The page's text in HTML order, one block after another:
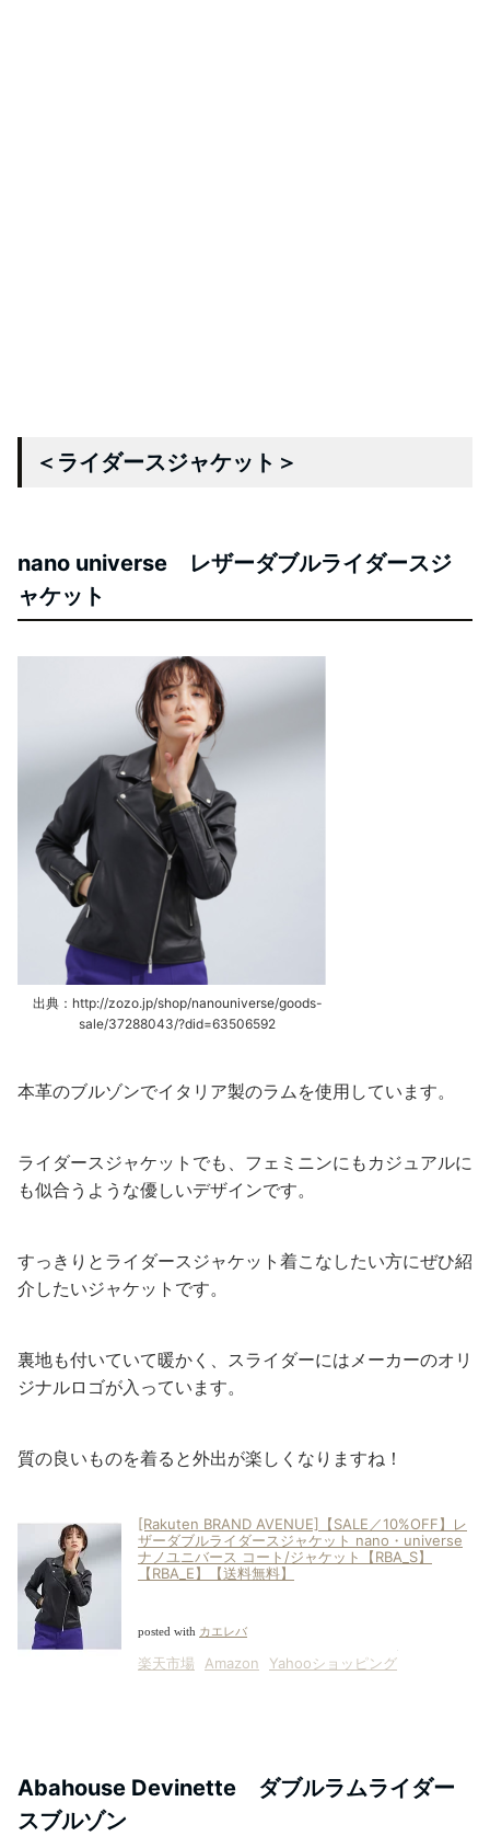
＜ライダースジャケット＞
nano universe レザーダブルライダースジ
ャケット
出典：http://zozo.jp/shop/nanouniverse/goods-
sale/37288043/?did=63506592
本革のブルゾンでイタリア製のラムを使用しています。
ライダースジャケットでも、フェミニンにもカジュアルに
も似合うような優しいデザインです。
すっきりとライダースジャケット着こなしたい方にぜひ紹
介したいジャケットです。
裏地も付いていて暖かく、スライダーにはメーカーのオリ
ジナルロゴが入っています。
質の良いものを着ると外出が楽しくなりますね！
[Rakuten BRAND AVENUE]【SALE／10%OFF】レ
ザーダブルライダースジャケット nano・universe
ナノユニバース コート/ジャケット【RBA_S】
【RBA_E】【送料無料】
posted with カエレバ
楽天市場 Amazon Yahooショッピング
Abahouse Devinette ダブルラムライダー
スブルゾン